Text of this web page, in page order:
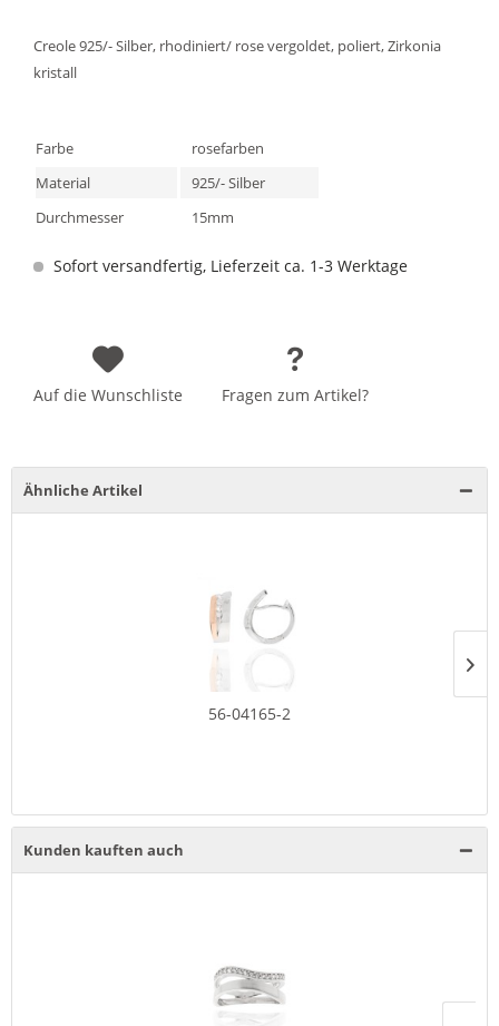
Creole 925/- Silber, rhodiniert/ rose vergoldet, poliert, Zirkonia
kristall
Farbe
rosefarben
Material
925/- Silber
Durchmesser
15mm
Sofort versandfertig, Lieferzeit ca. 1-3 Werktage
Auf die Wunschliste Fragen zum Artikel?
Ähnliche Artikel
56-04165-2
Kunden kauften auch